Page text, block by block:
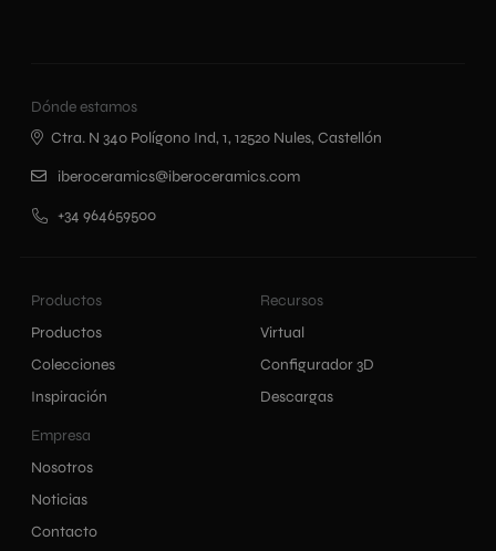
Productos
Productos
Colecciones
Inspiración
Recursos
Virtual
Configurador 3D
Descargas
Empresa
Nosotros
Noticias
Contacto
Dónde estamos
Ctra. N 340 Polígono Ind, 1, 12520 Nules, Castellón
iberoceramics@iberoceramics.com
+34 964659500